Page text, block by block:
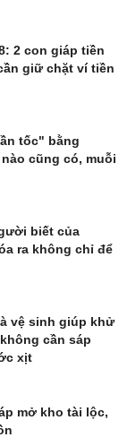
2 con giáp tiền
giữ chặt ví tiền
tốc" bằng
cũng có, muỗi
biết của
ra không chỉ để
vệ sinh giúp khử
cần sáp
xịt
mở kho tài lộc,